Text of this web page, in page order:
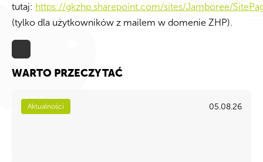
tutaj: https://gkzhp.sharepoint.com/sites/Jamboree/
(tylko dla użytkowników z mailem w domenie ZHP).
WARTO PRZECZYTAĆ
Aktualności 05.08.26